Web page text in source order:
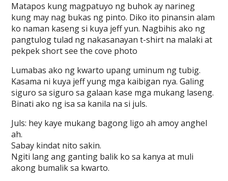
Matapos kung magpatuyo ng buhok ay narineg
kung may nag bukas ng pinto. Diko ito pinansin alam
ko naman kaseng si kuya jeff yun. Nagbihis ako ng
pangtulog tulad ng nakasanayan t-shirt na malaki at
pekpek short see the cove photo
Lumabas ako ng kwarto upang uminum ng tubig.
Kasama ni kuya jeff yung mga kaibigan nya. Galing
siguro sa siguro sa galaan kase mga mukang laseng.
Binati ako ng isa sa kanila na si juls.
Juls: hey kaye mukang bagong ligo ah amoy anghel
ah.
Sabay kindat nito sakin.
Ngiti lang ang ganting balik ko sa kanya at muli
akong bumalik sa kwarto.